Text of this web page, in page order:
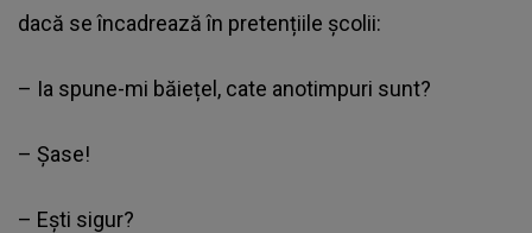
dacă se încadrează în pretențiile școlii:
– Ia spune-mi băiețel, cate anotimpuri sunt?
– Șase!
– Ești sigur?